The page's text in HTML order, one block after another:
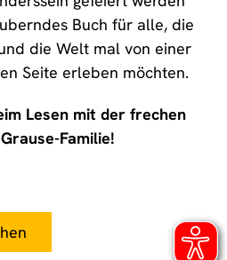
Buch für alle, die
die Welt mal von einer
Seite erleben möchten.
Lesen mit der frechen
Familie!